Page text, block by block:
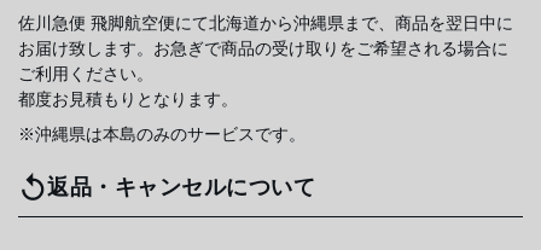
佐川急便 飛脚航空便にて北海道から沖縄県まで、商品を翌日中に
お届け致します。お急ぎで商品の受け取りをご希望される場合に
ご利用ください。
都度お見積もりとなります。
※沖縄県は本島のみのサービスです。
返品・キャンセルについて